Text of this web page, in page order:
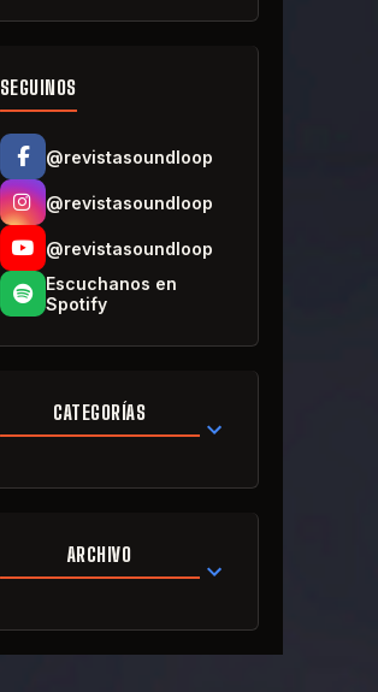
SEGUINOS
@revistasoundloop
@revistasoundloop
@revistasoundloop
Escuchanos en
Spotify
CATEGORÍAS
ARCHIVO